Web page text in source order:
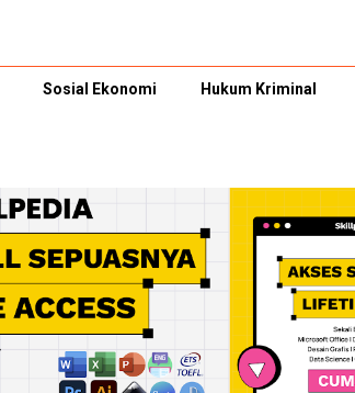
Sosial Ekonomi Hukum Kriminal